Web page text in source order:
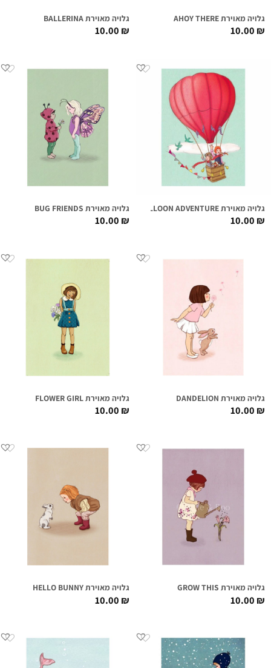
גלויה מאוירת AHOY THERE
10.00₪
גלויה מאוירת BALLERINA
10.00₪
גלויה מאוירת BALLOON ADVENTURE
10.00₪
גלויה מאוירת BUG FRIENDS
10.00₪
גלויה מאוירת DANDELION
10.00₪
גלויה מאוירת FLOWER GIRL
10.00₪
גלויה מאוירת GROW THIS
10.00₪
גלויה מאוירת HELLO BUNNY
10.00₪